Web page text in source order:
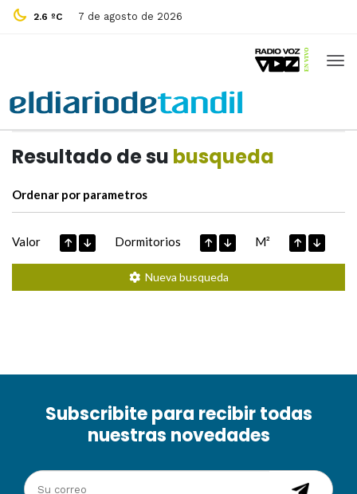
2.6 ºC 7 de agosto de 2026
Resultado de su busqueda
Ordenar por parametros
Valor Dormitorios M²
Nueva busqueda
Subscribite para recibir todas
nuestras novedades